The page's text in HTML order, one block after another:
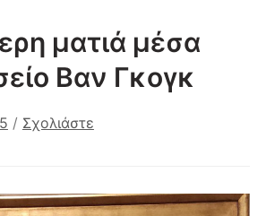
ματιά μέσα
Βαν Γκογκ
/ Σχολιάστε